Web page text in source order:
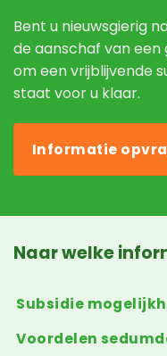
Bent u nieuwsgierig
de aanschaf van een
om een vrijblijvende
staat voor u klaar.
Informatie
Naar welke
Subsidie
Voordelen